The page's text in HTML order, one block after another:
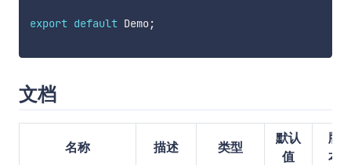
export default Demo;
文档
名称 描述 类型
默认
值
版
本